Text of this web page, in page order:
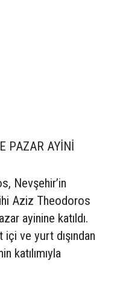
PAZAR AYİNİ
Nevşehir’in
Aziz Theodoros
ayinine katıldı.
ve yurt dışından
katılımıyla